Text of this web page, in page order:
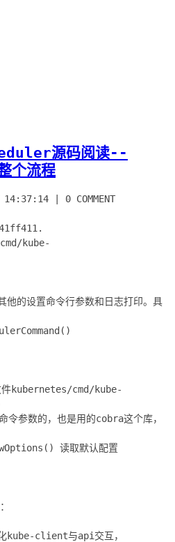
源码阅读--
个流程
14:37:14 0 COMMENT
kube-
他的设置命令行参数和日志打印。具
件kubernetes/cmd/kube-
参数的，也是用的cobra这个库，
读取默认配置
kube-client与api交互，